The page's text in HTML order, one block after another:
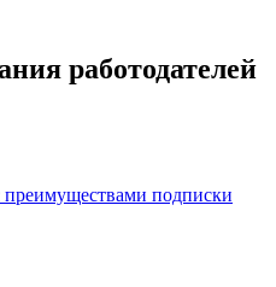
работодателей
преимуществами подписки